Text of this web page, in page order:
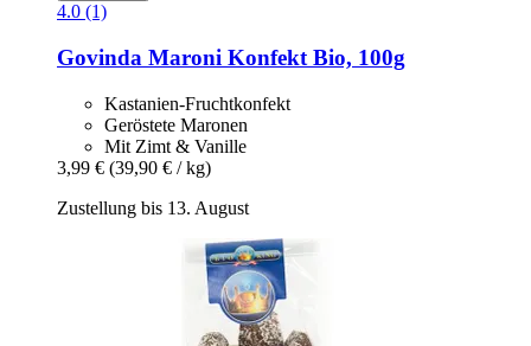
4.0 (1)
Govinda Maroni Konfekt Bio, 100g
Kastanien-Fruchtkonfekt
Geröstete Maronen
Mit Zimt & Vanille
3,99 € (39,90 € / kg)
Zustellung bis 13. August